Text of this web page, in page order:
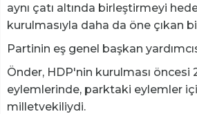
aynı çatı altında birleştirmeyi
kurulmasıyla daha da öne çıkan
Partinin eş genel başkan
Önder, HDP'nin kurulması öncesi
eylemlerinde, parktaki eylemler
milletvekiliydi.